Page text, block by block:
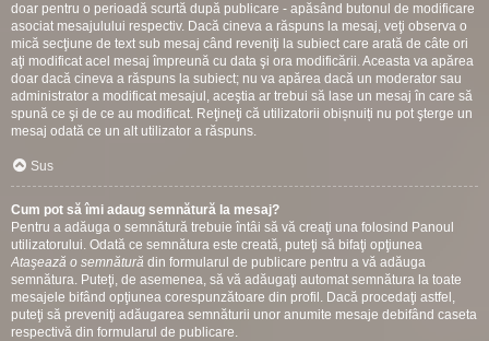
doar pentru o perioadă scurtă după publicare - apăsând butonul de modificare
asociat mesajulului respectiv. Dacă cineva a răspuns la mesaj, veţi observa o
mică secţiune de text sub mesaj când reveniţi la subiect care arată de câte ori
aţi modificat acel mesaj împreună cu data şi ora modificării. Aceasta va apărea
doar dacă cineva a răspuns la subiect; nu va apărea dacă un moderator sau
administrator a modificat mesajul, aceştia ar trebui să lase un mesaj în care să
spună ce şi de ce au modificat. Reţineţi că utilizatorii obișnuiți nu pot şterge un
mesaj odată ce un alt utilizator a răspuns.
Sus
Cum pot să îmi adaug semnătură la mesaj?
Pentru a adăuga o semnătură trebuie întâi să vă creaţi una folosind Panoul
utilizatorului. Odată ce semnătura este creată, puteţi să bifaţi opţiunea
Ataşează o semnătură din formularul de publicare pentru a vă adăuga
semnătura. Puteţi, de asemenea, să vă adăugaţi automat semnătura la toate
mesajele bifând opţiunea corespunzătoare din profil. Dacă procedaţi astfel,
puteţi să preveniţi adăugarea semnăturii unor anumite mesaje debifând caseta
respectivă din formularul de publicare.